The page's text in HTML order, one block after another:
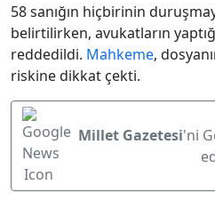
58 sanığın hiçbirinin
belirtilirken, avukatların
reddedildi. Mahkeme,
riskine dikkat çekti.
Millet Gazetesi'ni